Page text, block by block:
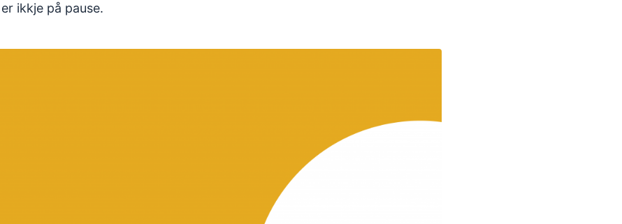
ikkje på pause.